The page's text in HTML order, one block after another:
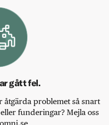
gått fel.
problemet så snart
funderingar? Mejla oss